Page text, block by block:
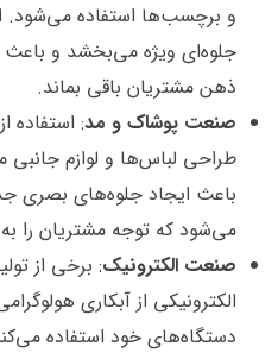
و برچسب‌ها استفاده می‌شود.
جلوه‌ای ویژه می‌بخشد و باعث
ذهن مشتریان باقی بماند.
صنعت پوشاک و مد: استفاده
طراحی لباس‌ها و لوازم
باعث ایجاد جلوه‌های بصری
می‌شود که توجه مشتریان را
صنعت الکترونیک: برخی از
الکترونیکی از آبکاری
دستگاه‌های خود استفاده